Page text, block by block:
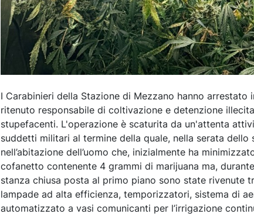
I Carabinieri della Stazione di Mezzano hanno
ritenuto responsabile di coltivazione e detenzione
stupefacenti. L'operazione è scaturita da un'attenta
suddetti militari al termine della quale, nella serata dello
nell’abitazione dell’uomo che, inizialmente ha
cofanetto contenente 4 grammi di marijuana ma,
stanza chiusa posta al primo piano sono state rivenute
lampade ad alta efficienza, temporizzatori, sistema di
automatizzato a vasi comunicanti per l’irrigazione